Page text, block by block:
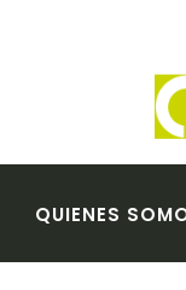
QUIENES